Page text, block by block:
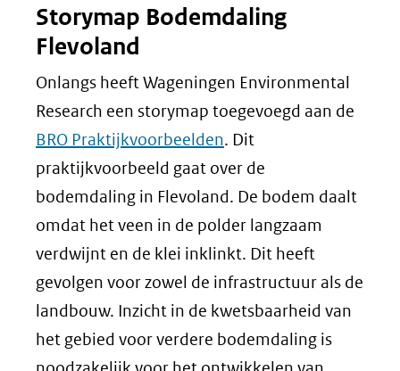
Storymap Bodemdaling
Flevoland
Onlangs heeft Wageningen Environmental
Research een storymap toegevoegd aan de
BRO Praktijkvoorbeelden. Dit
praktijkvoorbeeld gaat over de
bodemdaling in Flevoland. De bodem daalt
omdat het veen in de polder langzaam
verdwijnt en de klei inklinkt. Dit heeft
gevolgen voor zowel de infrastructuur als de
landbouw. Inzicht in de kwetsbaarheid van
het gebied voor verdere bodemdaling is